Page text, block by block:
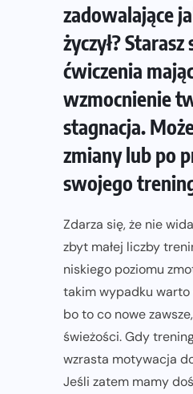
zadowalające
życzył?
ćwiczenia
wzmocnienie
stagnacja.
zmiany lub po
swojego
Zdarza się, że nie
zbyt małej liczby
niskiego poziomu
takim wypadku warto
bo to co nowe
świeżości. Gdy
wzrasta motywacja
Jeśli zatem mamy